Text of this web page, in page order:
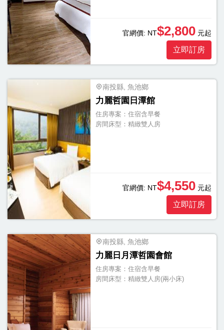
官網價: NT$2,800 元起
立即訂房
南投縣, 魚池鄉
力麗哲園日潭館
住房專案： 住宿含早餐
房間床型： 精緻雙人房
官網價: NT$4,550 元起
立即訂房
南投縣, 魚池鄉
力麗日月潭哲園會館
住房專案： 住宿含早餐
房間床型： 精緻雙人房(兩小床)